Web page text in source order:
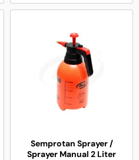
Semprotan Sprayer /
Sprayer Manual 2 Liter